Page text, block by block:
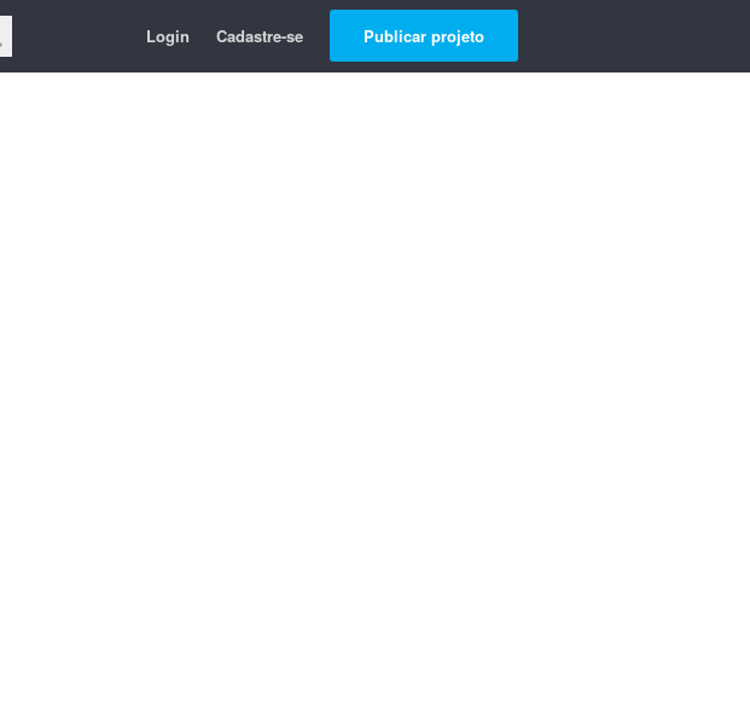
Login Cadastre-se Publicar projeto